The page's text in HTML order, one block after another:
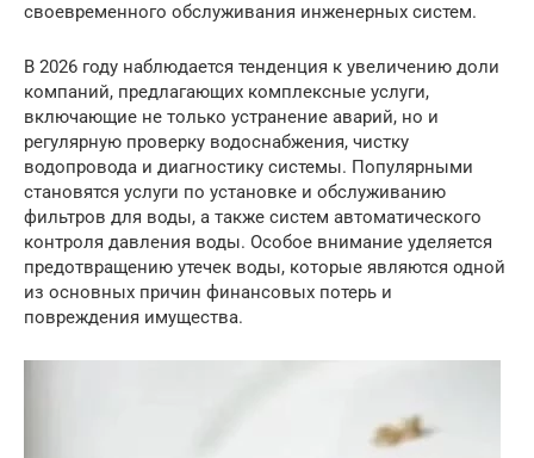
своевременного обслуживания инженерных систем.
В 2026 году наблюдается тенденция к увеличению доли
компаний, предлагающих комплексные услуги,
включающие не только устранение аварий, но и
регулярную проверку водоснабжения, чистку
водопровода и диагностику системы. Популярными
становятся услуги по установке и обслуживанию
фильтров для воды, а также систем автоматического
контроля давления воды. Особое внимание уделяется
предотвращению утечек воды, которые являются одной
из основных причин финансовых потерь и
повреждения имущества.